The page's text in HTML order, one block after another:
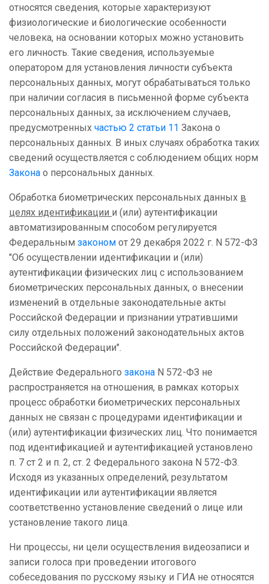
относятся сведения, которые характеризуют
физиологические и биологические особенности
человека, на основании которых можно установить
его личность. Такие сведения, используемые
оператором для установления личности субъекта
персональных данных, могут обрабатываться только
при наличии согласия в письменной форме субъекта
персональных данных, за исключением случаев,
предусмотренных частью 2 статьи 11 Закона о
персональных данных. В иных случаях обработка таких
сведений осуществляется с соблюдением общих норм
Закона о персональных данных.
Обработка биометрических персональных данных в
целях идентификации и (или) аутентификации
автоматизированным способом регулируется
Федеральным законом от 29 декабря 2022 г. N 572-ФЗ
"Об осуществлении идентификации и (или)
аутентификации физических лиц с использованием
биометрических персональных данных, о внесении
изменений в отдельные законодательные акты
Российской Федерации и признании утратившими
силу отдельных положений законодательных актов
Российской Федерации".
Действие Федерального закона N 572-ФЗ не
распространяется на отношения, в рамках которых
процесс обработки биометрических персональных
данных не связан с процедурами идентификации и
(или) аутентификации физических лиц. Что понимается
под идентификацией и аутентификацией установлено
п. 7 ст 2 и п. 2, ст. 2 Федерального закона N 572-ФЗ.
Исходя из указанных определений, результатом
идентификации или аутентификации является
соответственно установление сведений о лице или
установление такого лица.
Ни процессы, ни цели осуществления видеозаписи и
записи голоса при проведении итогового
собеседования по русскому языку и ГИА не относятся